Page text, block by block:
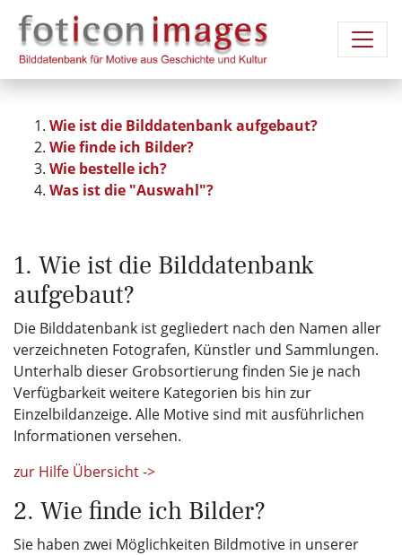
Wie ist die Bilddatenbank aufgebaut?
Wie finde ich Bilder?
Wie bestelle ich?
Was ist die "Auswahl"?
1. Wie ist die Bilddatenbank
aufgebaut?
Die Bilddatenbank ist gegliedert nach den Namen aller
verzeichneten Fotografen, Künstler und Sammlungen.
Unterhalb dieser Grobsortierung finden Sie je nach
Verfügbarkeit weitere Kategorien bis hin zur
Einzelbildanzeige. Alle Motive sind mit ausführlichen
Informationen versehen.
zur Hilfe Übersicht ->
2. Wie finde ich Bilder?
Sie haben zwei Möglichkeiten Bildmotive in unserer